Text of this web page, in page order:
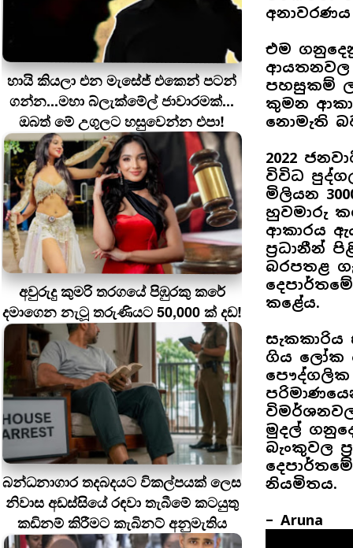
හායි කියලා එන මැසේජ් එකෙන් පටන්
ගන්න...මහා බ්ලැක්මේල් ජාවාරමක්...
ඔබත් මේ උගුලට හසුවෙන්න එපා!
අවුරුදු කුමරි තරගයේ පිඹුරකු කරේ
දමාගෙන නැටූ තරුණියට 50,000 ක් දඩ!
බන්ධනාගාර තදබදයට විකල්පයක් ලෙස
නිවාස අඩස්සියේ රඳවා තැබීමේ කටයුතු
කඩිනම් කිරීමට කැබිනට් අනුමැතිය
එම
ආයතනවල
පහසුකම්
කුමන
නොමැති
2022
විවිධ
මිලියන
හුවමාරු
ආකාරය
ප්‍රධානීන්
බරපතළ
කළේය.
ගිය ලෝක
පෞද්ගලික
මුදල්
බැංකුවල
නියමිතය.
– Aruna